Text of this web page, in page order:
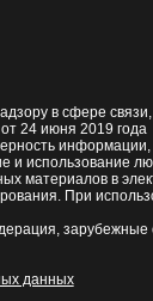
в сфере
24 июня 2019 года
использование
материалов в
При
зарубежные
данных